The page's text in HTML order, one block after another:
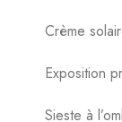
Crème
Exposition
Sieste à